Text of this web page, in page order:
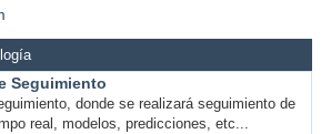
Seguimiento
donde se realizará seguimiento de
real, modelos, predicciones, etc...